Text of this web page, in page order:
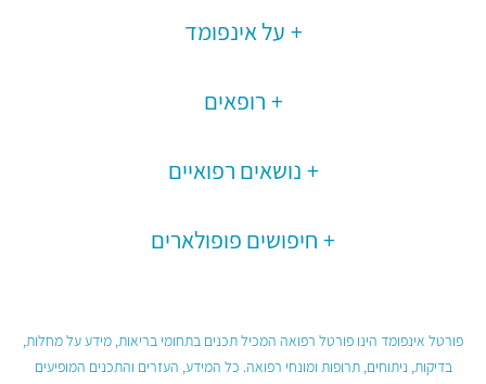
על אינפומד
רופאים
נושאים רפואיים
חיפושים פופולארים
פורטל אינפומד הינו פורטל רפואה המכיל תכנים בתחומי בריאות, מידע על מחלות,
בדיקות, ניתוחים, תרופות ומונחי רפואה. כל המידע, העזרים והתכנים המופיעים